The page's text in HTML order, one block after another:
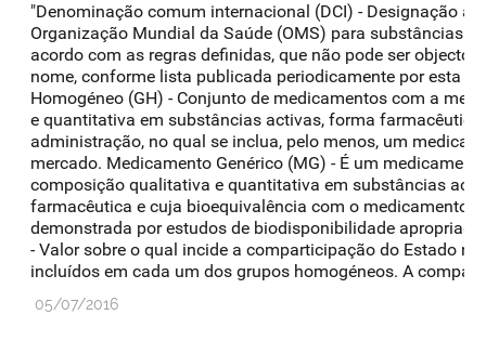
"Denominação comum internacional (DCI) - Designação
Organização Mundial da Saúde (OMS) para substâncias
acordo com as regras definidas, que não pode ser objecto
nome, conforme lista publicada periodicamente por esta
Homogéneo (GH) - Conjunto de medicamentos com a
e quantitativa em substâncias activas, forma
administração, no qual se inclua, pelo menos, um
mercado. Medicamento Genérico (MG) - É um
composição qualitativa e quantitativa em substâncias
farmacêutica e cuja bioequivalência com o medicamento
demonstrada por estudos de biodisponibilidade
- Valor sobre o qual incide a comparticipação do Estado
incluídos em cada um dos grupos homogéneos. A
05/07/2016